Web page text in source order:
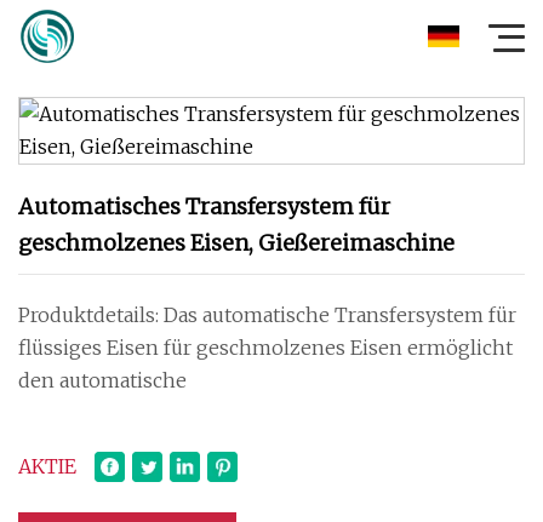
Automatisches Transfersystem für
geschmolzenes Eisen, Gießereimaschine
Produktdetails: Das automatische Transfersystem für
flüssiges Eisen für geschmolzenes Eisen ermöglicht
den automatische
AKTIE